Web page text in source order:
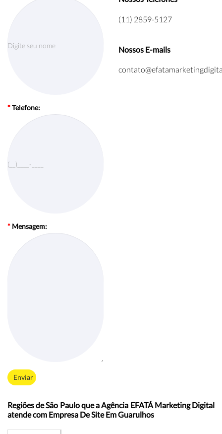
*Telefone:
* Mensagem:
Enviar
(11) 2859-5127
Nossos E-mails
Regiões de São Paulo que a Agência EFATÁ Marketing Digital
atende com Empresa De Site Em Guarulhos